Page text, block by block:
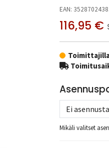
EAN:
116,95 €
Mikäli valitset